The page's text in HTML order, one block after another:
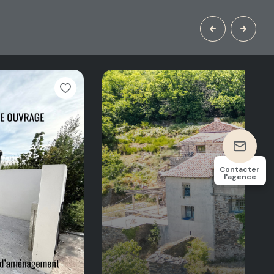
3
chambre(s)
234
m²
Contacter
l'agence